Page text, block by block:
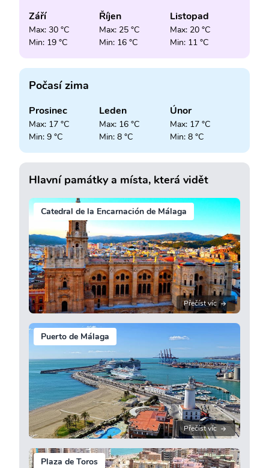
Září
Max: 30 °C
Min: 19 °C
Říjen
Max: 25 °C
Min: 16 °C
Listopad
Max: 20 °C
Min: 11 °C
Počasí zima
Prosinec
Max: 17 °C
Min: 9 °C
Leden
Max: 16 °C
Min: 8 °C
Únor
Max: 17 °C
Min: 8 °C
Hlavní památky a místa, která vidět
Catedral de la Encarnación de Málaga
Přečíst víc
Puerto de Málaga
Přečíst víc
Plaza de Toros